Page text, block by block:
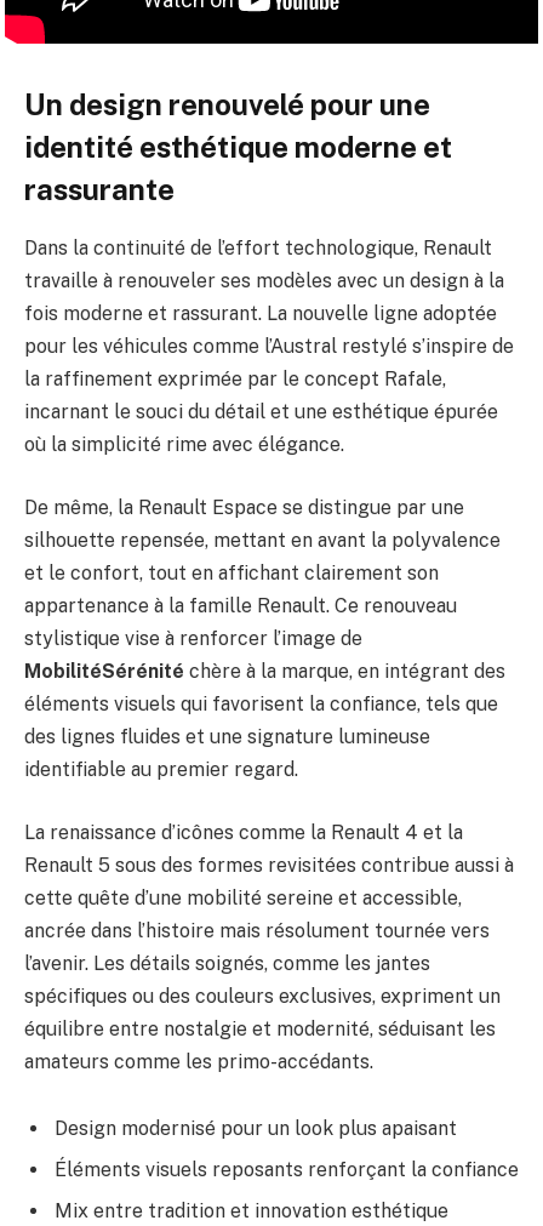
Un design renouvelé pour une
identité esthétique moderne et
rassurante
Dans la continuité de l’effort technologique, Renault
travaille à renouveler ses modèles avec un design à la
fois moderne et rassurant. La nouvelle ligne adoptée
pour les véhicules comme l’Austral restylé s’inspire de
la raffinement exprimée par le concept Rafale,
incarnant le souci du détail et une esthétique épurée
où la simplicité rime avec élégance.
De même, la Renault Espace se distingue par une
silhouette repensée, mettant en avant la polyvalence
et le confort, tout en affichant clairement son
appartenance à la famille Renault. Ce renouveau
stylistique vise à renforcer l’image de
MobilitéSérénité chère à la marque, en intégrant des
éléments visuels qui favorisent la confiance, tels que
des lignes fluides et une signature lumineuse
identifiable au premier regard.
La renaissance d’icônes comme la Renault 4 et la
Renault 5 sous des formes revisitées contribue aussi à
cette quête d’une mobilité sereine et accessible,
ancrée dans l’histoire mais résolument tournée vers
l’avenir. Les détails soignés, comme les jantes
spécifiques ou des couleurs exclusives, expriment un
équilibre entre nostalgie et modernité, séduisant les
amateurs comme les primo-accédants.
Design modernisé pour un look plus apaisant
Éléments visuels reposants renforçant la confiance
Mix entre tradition et innovation esthétique